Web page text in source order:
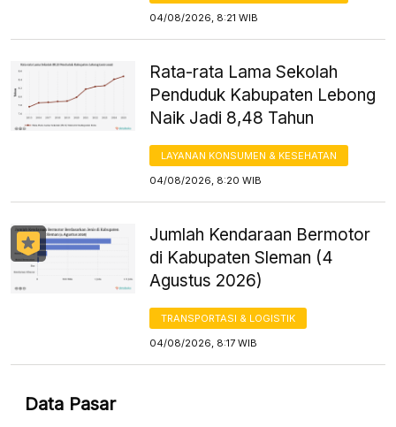
04/08/2026, 8:21 WIB
Rata-rata Lama Sekolah
Penduduk Kabupaten Lebong
Naik Jadi 8,48 Tahun
LAYANAN KONSUMEN & KESEHATAN
04/08/2026, 8:20 WIB
Jumlah Kendaraan Bermotor
di Kabupaten Sleman (4
Agustus 2026)
TRANSPORTASI & LOGISTIK
04/08/2026, 8:17 WIB
Data Pasar